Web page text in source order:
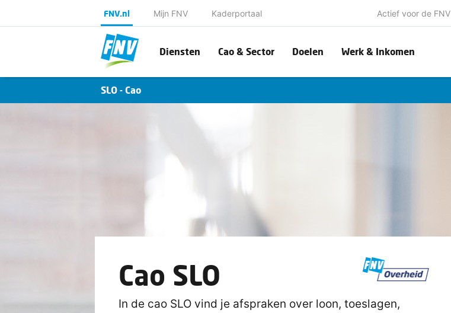
FNV.nl Mijn FNV Kaderportaal Actief voor de FNV
Diensten Cao & Sector Doelen Werk & Inkomen
SLO - Cao
Cao SLO
In de cao SLO vind je afspraken over loon, toeslagen,